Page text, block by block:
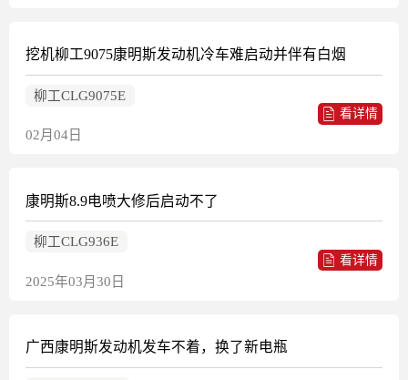
挖机柳工9075康明斯发动机冷车难启动并伴有白烟
柳工CLG9075E
02月04日
看详情
康明斯8.9电喷大修后启动不了
柳工CLG936E
2025年03月30日
看详情
广西康明斯发动机发车不着，换了新电瓶